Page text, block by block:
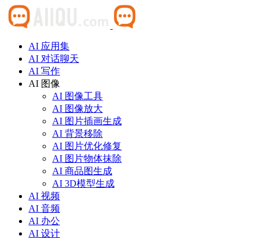
AI 应用集
AI 对话聊天
AI 写作
AI 图像
AI 图像工具
AI 图像放大
AI 图片插画生成
AI 背景移除
AI 图片优化修复
AI 图片物体抹除
AI 商品图生成
AI 3D模型生成
AI 视频
AI 音频
AI 办公
AI 设计